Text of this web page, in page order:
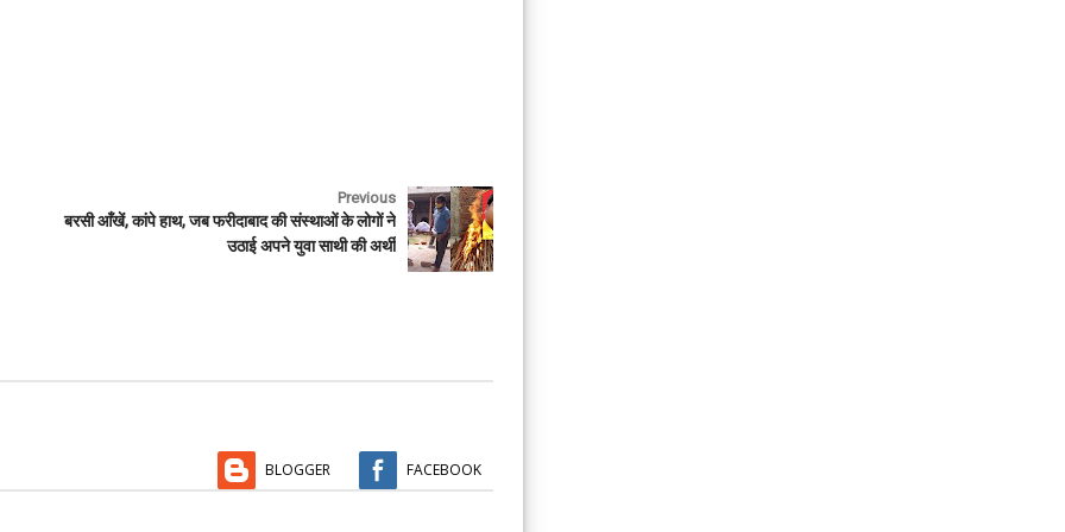
Previous
बरसी आँखें, कांपे हाथ, जब फरीदाबाद की संस्थाओं के लोगों ने
उठाई अपने युवा साथी की अर्थी
BLOGGER FACEBOOK